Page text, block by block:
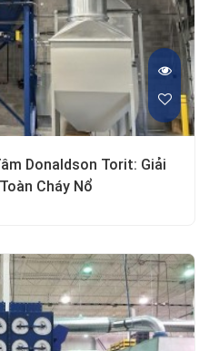
Donaldson Torit: Giải
Cháy Nổ